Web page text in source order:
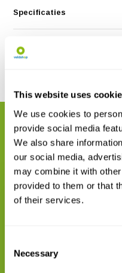
This website uses
We use cookies to
provide social media
We also share
our social media,
may combine it with
provided to them or that
of their services.
Selection
Necessary
Specificaties
Reviews
GERELATEERDE
Maak uw bestelling